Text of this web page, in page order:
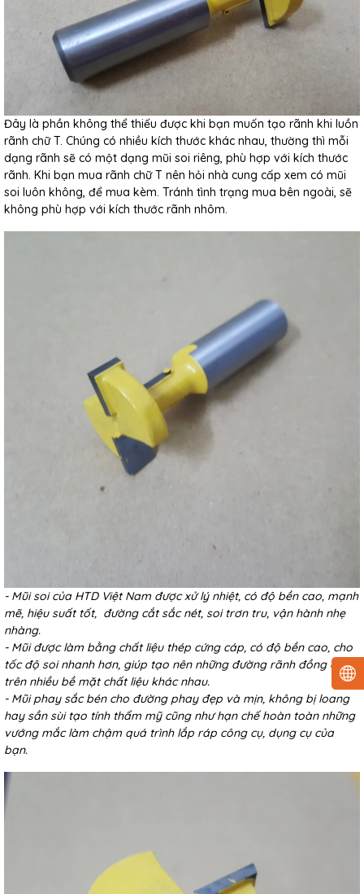
Đây là phần không thể thiếu được khi bạn muốn tạo rãnh khi luồn
rãnh chữ T. Chúng có nhiều kích thước khác nhau, thường thì mỗi
dạng rãnh sẽ có một dạng mũi soi riêng, phù hợp với kích thước
rãnh. Khi bạn mua rãnh chữ T nên hỏi nhà cung cấp xem có mũi
soi luôn không, để mua kèm. Tránh tình trạng mua bên ngoài, sẽ
không phù hợp với kích thước rãnh nhôm.
- Mũi soi của HTD Việt Nam được xử lý nhiệt, có độ bền cao, mạnh
mẽ, hiệu suất tốt, đường cắt sắc nét, soi trơn tru, vận hành nhẹ
nhàng.
- Mũi được làm bằng chất liệu thép cứng cáp, có độ bền cao, cho
tốc độ soi nhanh hơn, giúp tạo nên những đường rãnh đồng đều
trên nhiều bề mặt chất liệu khác nhau.
- Mũi phay sắc bén cho đường phay đẹp và mịn, không bị loang
hay sần sùi tạo tính thẩm mỹ cũng như hạn chế hoàn toàn những
vướng mắc làm chậm quá trình lắp ráp công cụ, dụng cụ của
bạn.